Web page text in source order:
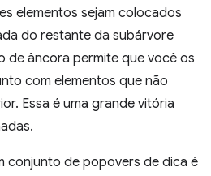
elementos sejam colocados
do restante da subárvore
de âncora permite que você os
com elementos que não
Essa é uma grande vitória
conjunto de popovers de dica é